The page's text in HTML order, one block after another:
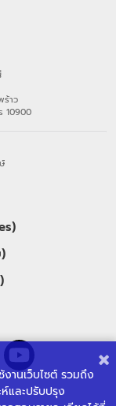
งานเว็บไซต์ รวมถึง
ห์และปรับปรุง
ร้าว
10900